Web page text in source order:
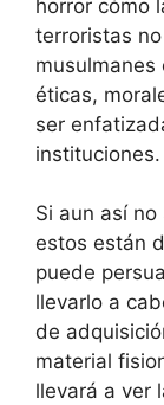
horror cómo
terroristas
musulmanes
éticas,
ser
instituciones.
Si aun así
estos están
puede
llevarlo a
de
material
llevará a ver